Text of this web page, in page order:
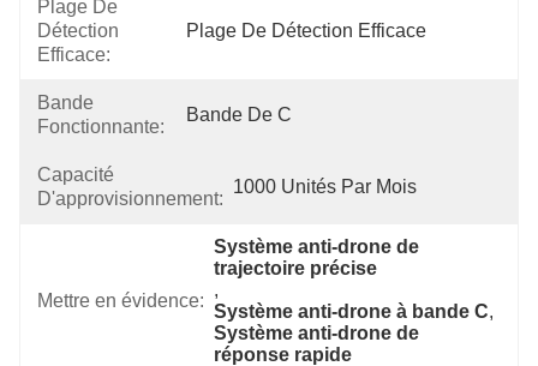
Plage De
Détection
Efficace:
Plage De Détection Efficace
Bande
Fonctionnante:
Bande De C
Capacité
D'approvisionnement:
1000 Unités Par Mois
Mettre en évidence:
Système anti-drone de
trajectoire précise
,
Système anti-drone à bande C
Système anti-drone de
réponse rapide